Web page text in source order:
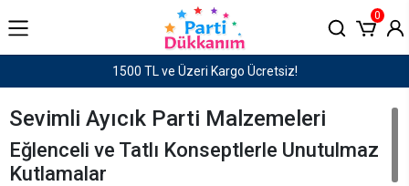
1500 TL ve Üzeri Kargo Ücretsiz!
0
Sevimli Ayıcık Parti Malzemeleri
Eğlenceli ve Tatlı Konseptlerle Unutulmaz
Kutlamalar